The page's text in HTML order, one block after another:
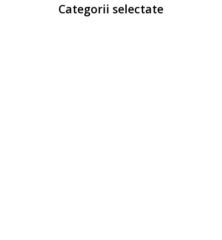
Categorii selectate